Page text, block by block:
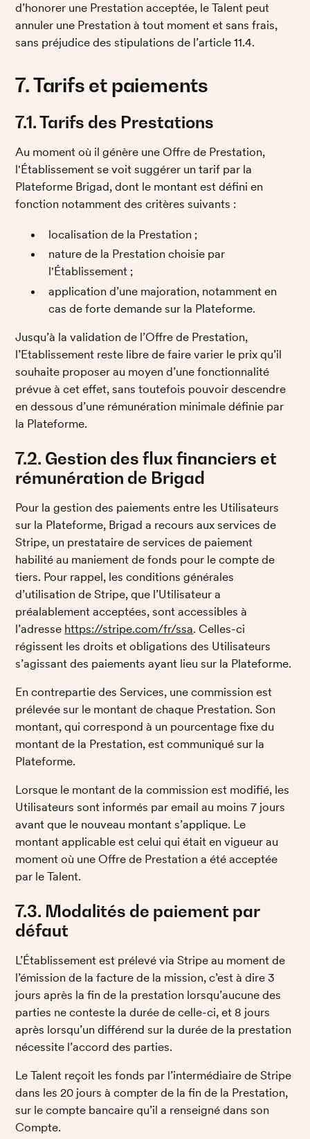
d’honorer une Prestation acceptée, le Talent peut
annuler une Prestation à tout moment et sans frais,
sans préjudice des stipulations de l’article 11.4.
7. Tarifs et paiements
7.1. Tarifs des Prestations
Au moment où il génère une Offre de Prestation,
l'Établissement se voit suggérer un tarif par la
Plateforme Brigad, dont le montant est défini en
fonction notamment des critères suivants :
localisation de la Prestation ;
nature de la Prestation choisie par
l'Établissement ;
application d’une majoration, notamment en
cas de forte demande sur la Plateforme.
Jusqu’à la validation de l’Offre de Prestation,
l’Etablissement reste libre de faire varier le prix qu’il
souhaite proposer au moyen d’une fonctionnalité
prévue à cet effet, sans toutefois pouvoir descendre
en dessous d’une rémunération minimale définie par
la Plateforme.
7.2. Gestion des flux financiers et
rémunération de Brigad
Pour la gestion des paiements entre les Utilisateurs
sur la Plateforme, Brigad a recours aux services de
Stripe, un prestataire de services de paiement
habilité au maniement de fonds pour le compte de
tiers. Pour rappel, les conditions générales
d’utilisation de Stripe, que l’Utilisateur a
préalablement acceptées, sont accessibles à
l’adresse https://stripe.com/fr/ssa. Celles-ci
régissent les droits et obligations des Utilisateurs
s’agissant des paiements ayant lieu sur la Plateforme.
En contrepartie des Services, une commission est
prélevée sur le montant de chaque Prestation. Son
montant, qui correspond à un pourcentage fixe du
montant de la Prestation, est communiqué sur la
Plateforme.
Lorsque le montant de la commission est modifié, les
Utilisateurs sont informés par email au moins 7 jours
avant que le nouveau montant s’applique. Le
montant applicable est celui qui était en vigueur au
moment où une Offre de Prestation a été acceptée
par le Talent.
7.3. Modalités de paiement par
défaut
L’Établissement est prélevé via Stripe au moment de
l’émission de la facture de la mission, c’est à dire 3
jours après la fin de la prestation lorsqu’aucune des
parties ne conteste la durée de celle-ci, et 8 jours
après lorsqu’un différend sur la durée de la prestation
nécessite l’accord des parties.
Le Talent reçoit les fonds par l’intermédiaire de Stripe
dans les 20 jours à compter de la fin de la Prestation,
sur le compte bancaire qu’il a renseigné dans son
Compte.